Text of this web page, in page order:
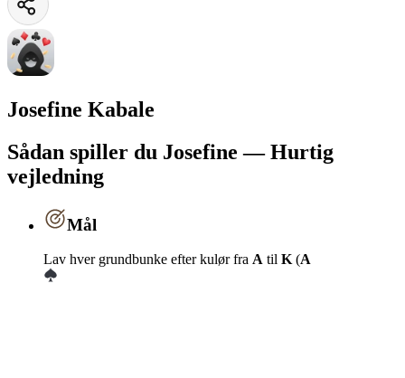
Josefine Kabale
Sådan spiller du Josefine — Hurtig
vejledning
Mål
Lav hver grundbunke efter kulør fra A til K(A